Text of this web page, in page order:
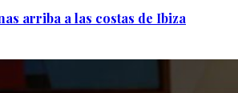
arriba a las costas de Ibiza